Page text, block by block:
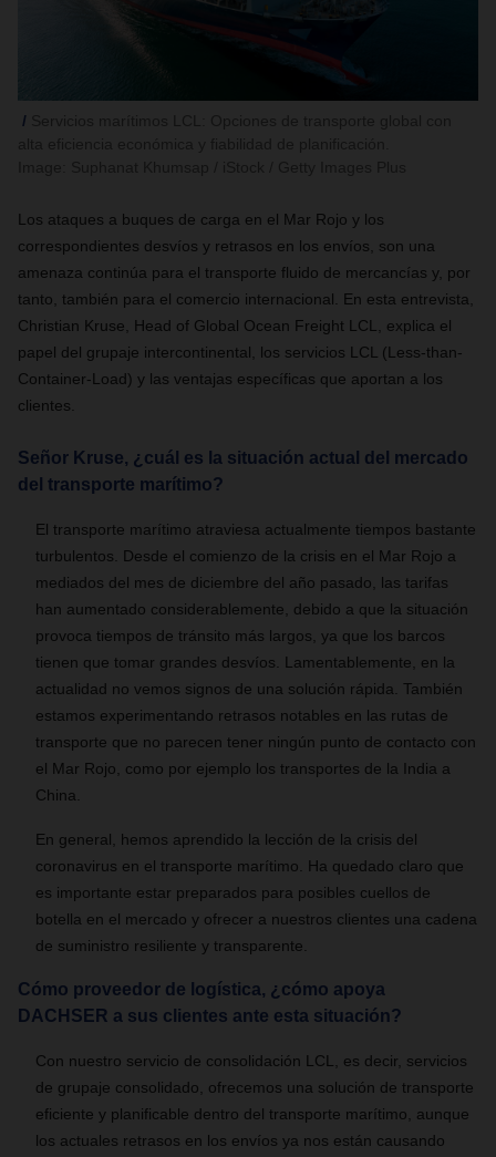
Los ataques a buques de carga en el Mar Rojo y los
correspondientes desvíos y retrasos en los envíos, son una
amenaza continúa para el transporte fluido de mercancías y, por
tanto, también para el comercio internacional. En esta entrevista,
Christian Kruse, Head of Global Ocean Freight LCL, explica el
papel del grupaje intercontinental, los servicios LCL (Less-than-
Container-Load) y las ventajas específicas que aportan a los
clientes.
Señor Kruse, ¿cuál es la situación actual del mercado
del transporte marítimo?
El transporte marítimo atraviesa actualmente tiempos bastante
turbulentos. Desde el comienzo de la crisis en el Mar Rojo a
mediados del mes de diciembre del año pasado, las tarifas
han aumentado considerablemente, debido a que la situación
provoca tiempos de tránsito más largos, ya que los barcos
tienen que tomar grandes desvíos. Lamentablemente, en la
actualidad no vemos signos de una solución rápida. También
estamos experimentando retrasos notables en las rutas de
transporte que no parecen tener ningún punto de contacto con
el Mar Rojo, como por ejemplo los transportes de la India a
China.
En general, hemos aprendido la lección de la crisis del
coronavirus en el transporte marítimo. Ha quedado claro que
es importante estar preparados para posibles cuellos de
botella en el mercado y ofrecer a nuestros clientes una cadena
de suministro resiliente y transparente.
Cómo proveedor de logística, ¿cómo apoya
DACHSER a sus clientes ante esta situación?
Con nuestro servicio de consolidación LCL, es decir, servicios
de grupaje consolidado, ofrecemos una solución de transporte
eficiente y planificable dentro del transporte marítimo, aunque
los actuales retrasos en los envíos ya nos están causando